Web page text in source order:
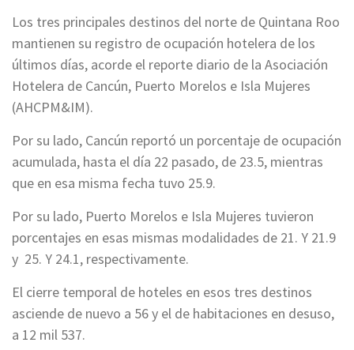
Los tres principales destinos del norte de Quintana Roo
mantienen su registro de ocupación hotelera de los
últimos días, acorde el reporte diario de la Asociación
Hotelera de Cancún, Puerto Morelos e Isla Mujeres
(AHCPM&IM).
Por su lado, Cancún reportó un porcentaje de ocupación
acumulada, hasta el día 22 pasado, de 23.5, mientras
que en esa misma fecha tuvo 25.9.
Por su lado, Puerto Morelos e Isla Mujeres tuvieron
porcentajes en esas mismas modalidades de 21. Y 21.9
y 25. Y 24.1, respectivamente.
El cierre temporal de hoteles en esos tres destinos
asciende de nuevo a 56 y el de habitaciones en desuso,
a 12 mil 537.